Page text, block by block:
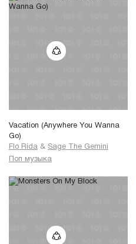
Vacation (Anywhere You Wanna
Go)
Flo Rida & Sage The Gemini
Поп музыка